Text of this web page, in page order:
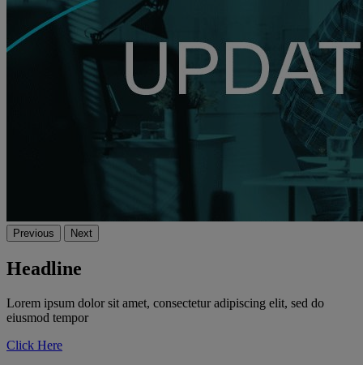
Previous Next
Headline
Lorem ipsum dolor sit amet, consectetur adipiscing elit, sed do
eiusmod tempor
Click Here